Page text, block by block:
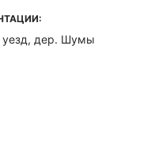
уезд, дер. Шумы